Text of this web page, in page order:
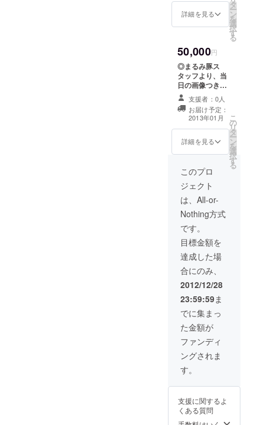
カー ◎
まるみ
豚リー
フレッ
るみ豚
缶バッ
ヂ２種
類 ◎ま
るみ豚
ハン
バー
ガー引
換券５
or
まるみ
ペン全
種類 ◎
香蓮さ
んサイ
ン入り
CDセッ
蓮さん
サイン
入り写
真 ◎ま
るみ豚
ギフト
セット
（送料
込み
5,000円
相当）
…バ
ラ
（しゃ
…
ロース
（厚切
り）
詳細を見る
タ
ー
ン
を
選
択
す
る
50,000円
◎まるみ豚ス
タッフより、当
日の画像つきの
サンクスメール
◎まるみ豚ス
テッカー ◎まる
み豚リーフレッ
ト ◎まるみ豚缶
バッヂ２種類 ◎
５枚 or ま
るみ豚ワッペン
全種類 ◎香蓮さ
んサイン入りCD
セット＆香蓮さ
んサイン入り写
真 ◎まるみ豚ギ
フトセット（送
料込み5,000円相
当） …バラ
（しゃぶしゃぶ
用） …ロース
（厚切り） …
グ …粗挽きミ
ンチ ◎まるみ豚
を食べれる飲食
店で弊社にて、
お礼のおもてな
しをさせて頂き
ます！是非お酒
を交えて語らい
ましょう。 ※東
京、大阪ではま
るみ豚を卸して
いる店舗に伺う
予定です。 ※伺
支援者：0人
お届け予定：
2013年01月
詳細を見る
こ
の
リ
タ
ー
ン
を
選
択
す
る
このプロ
ジェクト
は、All-or-
Nothing方式
です。
目標金額を
達成した場
合にのみ、
2012/12/28
23:59:59ま
でに集まっ
た金額が
ファンディ
ングされま
す。
支援に関するよ
くある質問